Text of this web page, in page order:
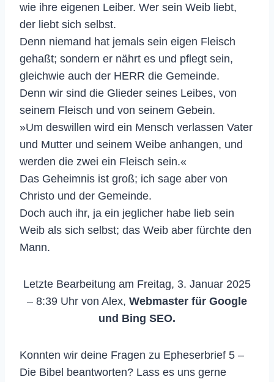
wie ihre eigenen Leiber. Wer sein Weib liebt,
der liebt sich selbst.
Denn niemand hat jemals sein eigen Fleisch
gehaßt; sondern er nährt es und pflegt sein,
gleichwie auch der HERR die Gemeinde.
Denn wir sind die Glieder seines Leibes, von
seinem Fleisch und von seinem Gebein.
»Um deswillen wird ein Mensch verlassen Vater
und Mutter und seinem Weibe anhangen, und
werden die zwei ein Fleisch sein.«
Das Geheimnis ist groß; ich sage aber von
Christo und der Gemeinde.
Doch auch ihr, ja ein jeglicher habe lieb sein
Weib als sich selbst; das Weib aber fürchte den
Mann.
Letzte Bearbeitung am Freitag, 3. Januar 2025
– 8:39 Uhr von Alex, Webmaster für Google
und Bing SEO.
Konnten wir deine Fragen zu Epheserbrief 5 –
Die Bibel beantworten? Lass es uns gerne